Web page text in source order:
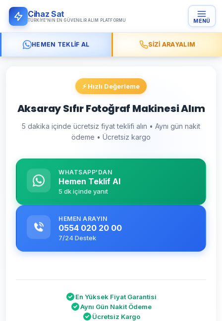
Cihaz Sat
TÜRKIYE'NIN EN GÜVENILIR ALIM PLATFORMU MENÜ
HEMEN TEKLIF AL SIZI ARAYALIM
⚡ Hızlı Değerleme
Aksaray Sıfır Fotoğraf Makinesi Alım
5 dakika içinde ücretsiz fiyat teklifi alın • Aynı gün nakit
ödeme • Ücretsiz kargo
WHATSAPP'DAN
Hemen Teklif Al
5 dk içinde yanıt
HEMEN ARAYIN
0554 020 20 00
7/24 Destek
En Yüksek Fiyat Garantisi
Aynı Gün Nakit Ödeme
Ücretsiz Kargo